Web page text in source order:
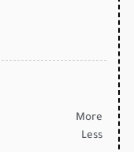
More
Less